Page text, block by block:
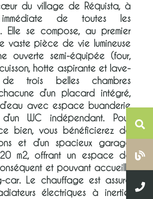
du village de Réquista, à
immédiate de toutes les
Elle se compose, au premier
vaste pièce de vie lumineuse
ouverte semi-équipée (four,
hotte aspirante et lave-
de trois belles chambres
d’un placard intégré,
d’eau avec espace buanderie
WC indépendant. Pour
bien, vous bénéficierez de
et d’un spacieux garage
m2, offrant un espace de
et pouvant accueillir
car. Le chauffage est assuré
électriques à inertie,